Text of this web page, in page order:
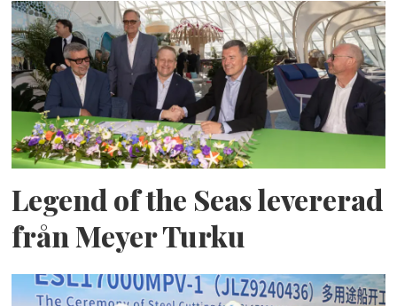
Legend of the Seas levererad
från Meyer Turku